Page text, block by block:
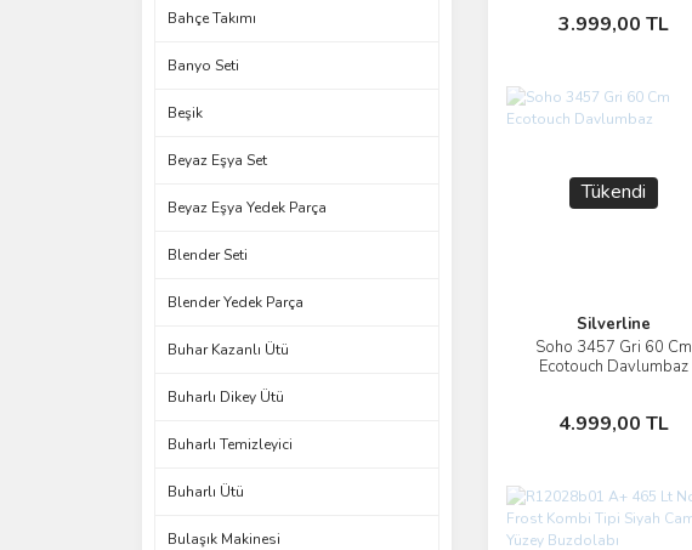
Bahçe Takımı
Banyo Seti
Beşik
Beyaz Eşya Set
Beyaz Eşya Yedek Parça
Blender Seti
Blender Yedek Parça
Buhar Kazanlı Ütü
Buharlı Dikey Ütü
Buharlı Temizleyici
Buharlı Ütü
Bulaşık Makinesi
3.999,00 TL
Stokta Yok
Tükendi
Silverline
Soho 3457 Gri 60 Cm
Ecotouch Davlumbaz
4.999,00 TL
İncele
Stokta Yok